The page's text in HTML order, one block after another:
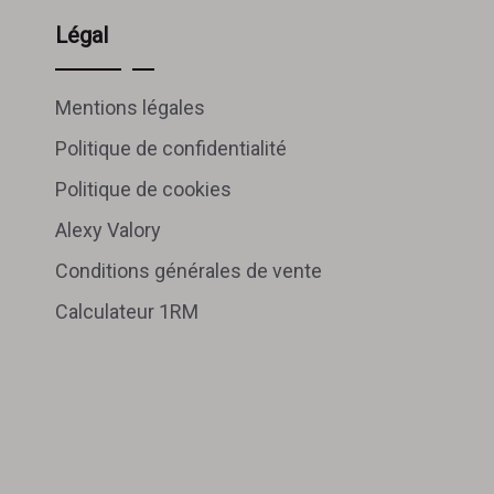
Légal
Mentions légales
Politique de confidentialité
Politique de cookies
Alexy Valory
Conditions générales de vente
Calculateur 1RM